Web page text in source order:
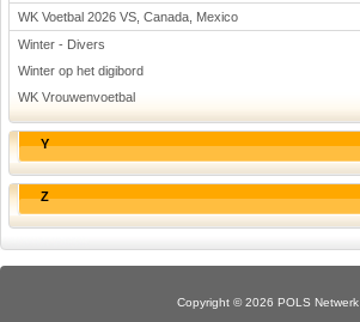
WK Voetbal 2026 VS, Canada, Mexico
Winter - Divers
Winter op het digibord
WK Vrouwenvoetbal
Y
Z
Copyright © 2026 POLS Netwerk